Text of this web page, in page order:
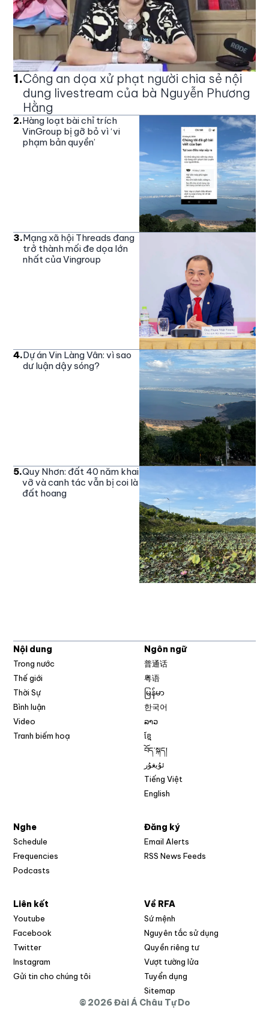
1.Công an dọa xử phạt người chia sẻ nội
dung livestream của bà Nguyễn Phương
Hằng
2.Hàng loạt bài chỉ trích
VinGroup bị gỡ bỏ vì ‘vi
phạm bản quyền’
3.Mạng xã hội Threads đang
trở thành mối đe dọa lớn
nhất của Vingroup
4.Dự án Vin Làng Vân: vì sao
dư luận dậy sóng?
5.Quy Nhơn: đất 40 năm khai
vỡ và canh tác vẫn bị coi là
đất hoang
Nội dung
Trong nước
Thế giới
Thời Sự
Bình luận
Video
Tranh biếm hoạ
Ngôn ngữ
普通话
粤语
မြန်မာ
한국어
ລາວ
ខ្មែ
བོད་སྐད།
ئۇيغۇر
Tiếng Việt
English
Nghe
Schedule
Frequencies
Podcasts
Đăng ký
Email Alerts
RSS News Feeds
Liên kết
Youtube
Facebook
Twitter
Instagram
Gửi tin cho chúng tôi
Về RFA
Sứ mệnh
Nguyên tắc sử dụng
Quyền riêng tư
Vượt tường lửa
Tuyển dụng
Sitemap
© 2026 Đài Á Châu Tự Do